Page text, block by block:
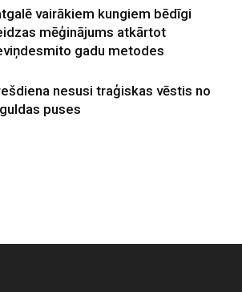
vairākiem kungiem bēdīgi
mēģinājums atkārtot
gadu metodes
nesusi traģiskas vēstis no
puses